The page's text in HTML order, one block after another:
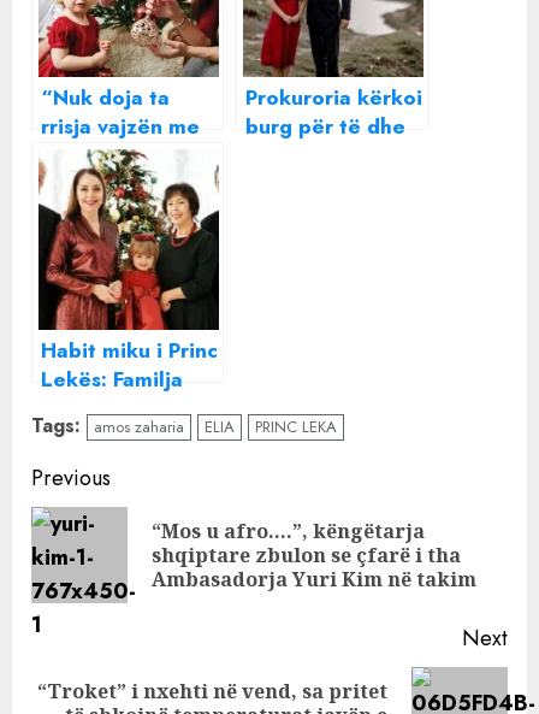
“Nuk doja ta
rrisja vajzën me
prindër të ndarë,
por…”, Elia
Zaharia reagon
për herë të parë
pas divorcit me
Princ Lekën:
Vlera e familjes
gjëja më e
shtrenjtë
Prokuroria kërkoi
burg për të dhe
Habit miku i Princ
Lekës: Familja
Zaharia jetonte
në pallatin
mbretëror, i
pëlqente
vëmendja! Ndjeja
dhimbje kur
takoja babanë e
Elias sepse në
Tags: amos zaharia ELIA PRINC LEKA
Continue
Reading
Previous
“Mos u afro….”, këngëtarja
shqiptare zbulon se çfarë i tha
Ambasadorja Yuri Kim në takim
Next
Next
“Troket” i nxehti në vend, sa pritet